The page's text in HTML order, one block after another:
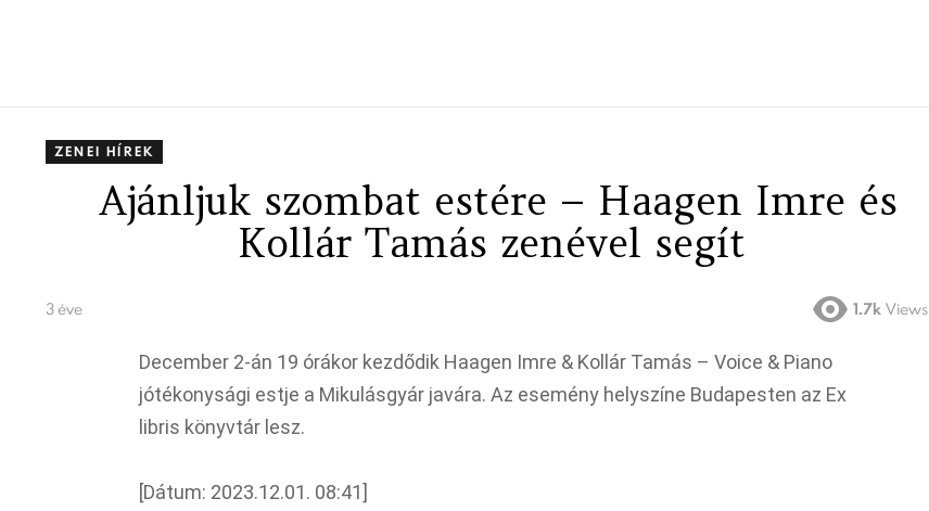
ZENEI HÍREK
Ajánljuk szombat estére – Haagen Imre és
Kollár Tamás zenével segít
3 éve 1.7k Views
December 2-án 19 órákor kezdődik Haagen Imre & Kollár Tamás – Voice & Piano
jótékonysági estje a Mikulásgyár javára. Az esemény helyszíne Budapesten az Ex
libris könyvtár lesz.
[Dátum: 2023.12.01. 08:41]